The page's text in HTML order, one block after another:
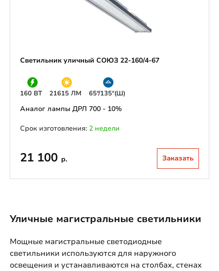
Светильник уличный СОЮЗ 22-160/4-67
160 ВТ 21615 ЛМ 65°/135°(Ш)
Аналог лампы ДРЛ 700 - 10%
Срок изготовления: 2 недели
21 100 р. Заказать
Уличные магистральные светильники
Мощные магистральные светодиодные
светильники используются для наружного
освещения и устанавливаются на столбах, стенах